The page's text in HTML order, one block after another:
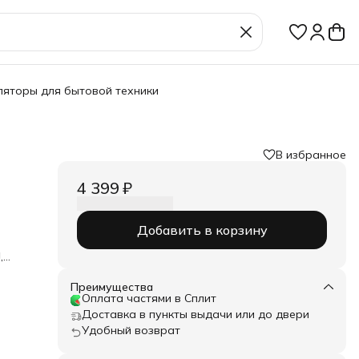
для бытовой техники
В избранное
4 399 ₽
Добавить в корзину
Преимущества
Оплата частями в Сплит
Доставка в пункты выдачи или до двери
Удобный возврат